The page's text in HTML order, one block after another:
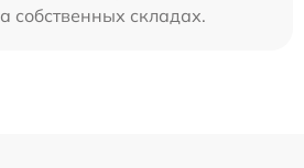
собственных складах.